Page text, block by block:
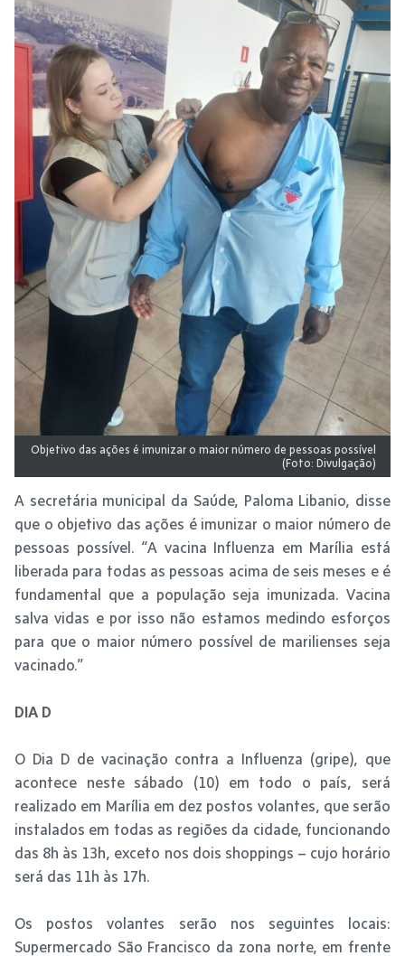
Objetivo das ações é imunizar o maior número de pessoas possível
(Foto: Divulgação)
A secretária municipal da Saúde, Paloma Libanio, disse
que o objetivo das ações é imunizar o maior número de
pessoas possível. “A vacina Influenza em Marília está
liberada para todas as pessoas acima de seis meses e é
fundamental que a população seja imunizada. Vacina
salva vidas e por isso não estamos medindo esforços
para que o maior número possível de marilienses seja
vacinado.”
DIA D
O Dia D de vacinação contra a Influenza (gripe), que
acontece neste sábado (10) em todo o país, será
realizado em Marília em dez postos volantes, que serão
instalados em todas as regiões da cidade, funcionando
das 8h às 13h, exceto nos dois shoppings – cujo horário
será das 11h às 17h.
Os postos volantes serão nos seguintes locais:
Supermercado São Francisco da zona norte, em frente